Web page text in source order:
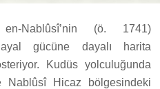
Nablûsî’nin (ö. 1741)
gücüne dayalı harita
Kudüs yolculuğunda
Nablûsî Hicaz bölgesindeki